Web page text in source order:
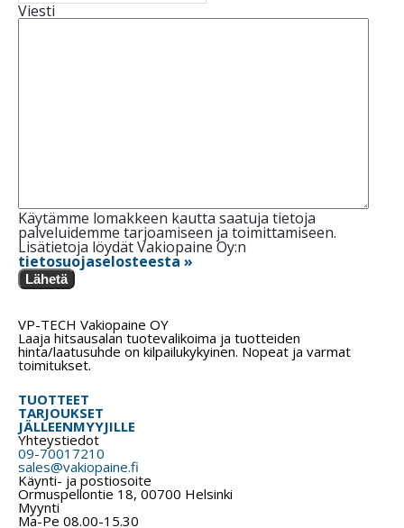
Viesti
Käytämme lomakkeen kautta saatuja tietoja
palveluidemme tarjoamiseen ja toimittamiseen.
Lisätietoja löydät Vakiopaine Oy:n
tietosuojaselosteesta »
Lähetä
VP-TECH Vakiopaine OY
Laaja hitsausalan tuotevalikoima ja tuotteiden
hinta/laatusuhde on kilpailukykyinen. Nopeat ja varmat
toimitukset.
TUOTTEET
TARJOUKSET
JÄLLEENMYYJILLE
Yhteystiedot
09-70017210
sales@vakiopaine.fi
Käynti- ja postiosoite
Ormuspellontie 18, 00700 Helsinki
Myynti
Ma-Pe 08.00-15.30